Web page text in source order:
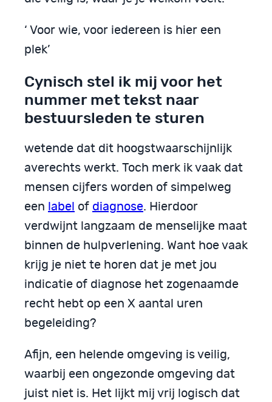
‘ Voor wie, voor iedereen is hier een
plek’
Cynisch stel ik mij voor het
nummer met tekst naar
bestuursleden te sturen
wetende dat dit hoogstwaarschijnlijk
averechts werkt. Toch merk ik vaak dat
mensen cijfers worden of simpelweg
een label of diagnose. Hierdoor
verdwijnt langzaam de menselijke maat
binnen de hulpverlening. Want hoe vaak
krijg je niet te horen dat je met jou
indicatie of diagnose het zogenaamde
recht hebt op een X aantal uren
begeleiding?
Afijn, een helende omgeving is veilig,
waarbij een ongezonde omgeving dat
juist niet is. Het lijkt mij vrij logisch dat